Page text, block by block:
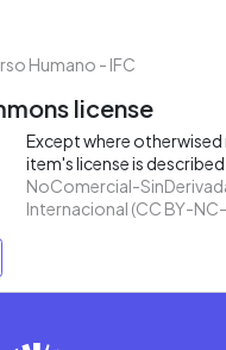
Humano - IFC
license
Except where
item's license is described
NoComercial-
Internacional (CC BY-